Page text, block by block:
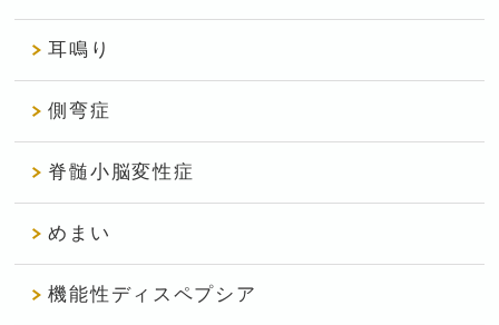
耳鳴り
側弯症
脊髄小脳変性症
めまい
機能性ディスペプシア